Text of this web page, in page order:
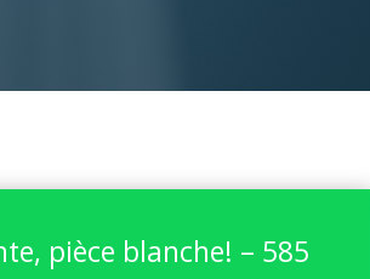
pièce blanche! – 585